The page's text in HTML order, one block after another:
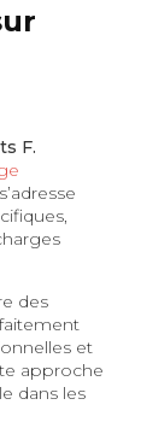
F.
des
et
approche
dans les